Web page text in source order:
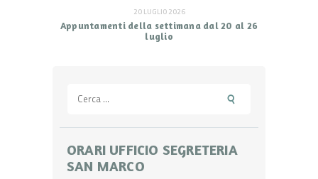
20 LUGLIO 2026
Appuntamenti della settimana dal 20 al 26
luglio
per:
ORARI UFFICIO SEGRETERIA
SAN MARCO